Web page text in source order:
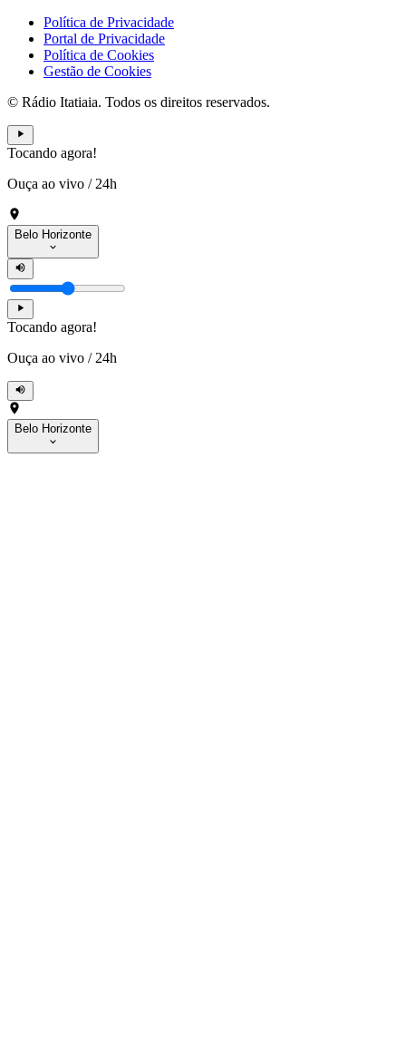
Política de Privacidade
Portal de Privacidade
Política de Cookies
Gestão de Cookies
© Rádio Itatiaia. Todos os direitos reservados.
Tocando agora!
Ouça ao vivo / 24h
Belo Horizonte
Tocando agora!
Ouça ao vivo / 24h
Belo Horizonte